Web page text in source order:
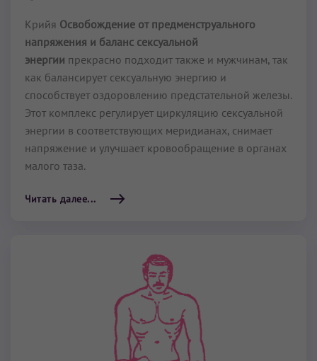
Крийя Освобождение от предменструального
напряжения и баланс сексуальной
энергии прекрасно подходит также и мужчинам, так
как балансирует сексуальную энергию и
способствует оздоровлению предста­тельной железы.
Этот комплекс регулирует циркуляцию сексуальной
энергии в соответствую­щих меридианах, снимает
напряжение и улучшает кровообра­щение в органах
малого таза.
Читать далее...